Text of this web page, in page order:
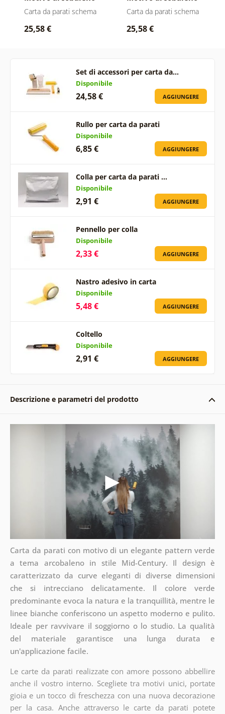
sfumato Mid-
Carta da parati schema
25,58 €
bianco-blu Mid-
Carta da parati schema
25,58 €
Set di accessori per carta da…
Disponibile
24,58 € AGGIUNGERE
Rullo per carta da parati
Disponibile
6,85 € AGGIUNGERE
Colla per carta da parati …
Disponibile
2,91 € AGGIUNGERE
Pennello per colla
Disponibile
2,33 € AGGIUNGERE
Nastro adesivo in carta
Disponibile
5,48 € AGGIUNGERE
Coltello
Disponibile
2,91 € AGGIUNGERE
Descrizione e parametri del prodotto
Carta da parati con motivo di un elegante pattern verde
a tema arcobaleno in stile Mid-Century. Il design è
caratterizzato da curve eleganti di diverse dimensioni
che si intrecciano delicatamente. Il colore verde
predominante evoca la natura e la tranquillità, mentre le
linee bianche conferiscono un aspetto moderno e pulito.
Ideale per ravvivare il soggiorno o lo studio. La qualità
del materiale garantisce una lunga durata e
un'applicazione facile.
Le carte da parati realizzate con amore possono abbellire
anche il vostro interno. Scegliete tra motivi unici, portate
gioia e un tocco di freschezza con una nuova decorazione
per la casa. Anche attraverso le carte da parati potete